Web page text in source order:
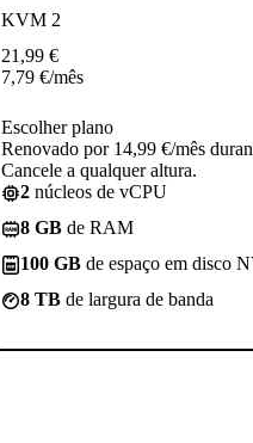
KVM 2
21,99 €
7,79 €/mês
Escolher plano
Renovado por 14,99 €/mês
Cancele a qualquer altura.
2 núcleos de vCPU
8 GB de RAM
100 GB de espaço em disco
8 TB de largura de banda